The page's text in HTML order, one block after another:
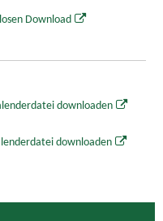
Download
downloaden
downloaden